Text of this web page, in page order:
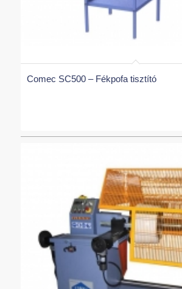
Comec SC500 – Fékpofa tisztító